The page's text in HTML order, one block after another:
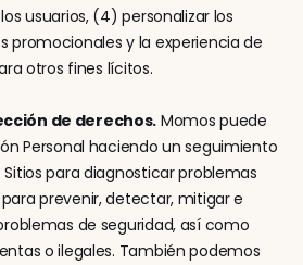
usuarios, (4) personalizar los
promocionales y la experiencia de
otros fines lícitos.
de derechos. Momos puede
Personal haciendo un seguimiento
para diagnosticar problemas
prevenir, detectar, mitigar e
de seguridad, así como
o ilegales. También podemos